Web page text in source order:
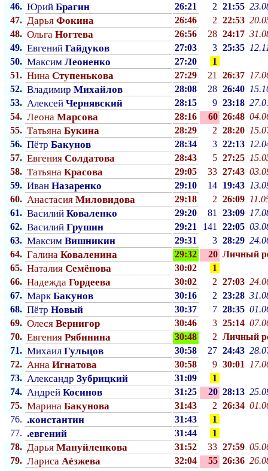
46. Юрий Брагин 26:21 2 21:55
47. Дарья Фокина 26:46 2 22:53
48. Ольга Ногтева 26:56 28 24:17
49. Евгений Гайдуков 27:03 3 25:35
50. Максим Леоненко 27:20
1
51. Нина Ступенькова 27:29 21 26:37
52. Владимир Михайлов 28:08 28 26:40
53. Алексей Чернявский 28:15 9 23:18
54. Леона Марсова 28:16 60 26:48
55. Татьяна Букина 28:29 2 28:20
56. Пётр Бакунов 28:34 3 22:13
57. Евгения Солдатова 28:43 5 27:25
58. Татьяна Красова 29:05 33 27:43
59. Иван Назаренко 29:10 14 19:43
60. Анастасия Миловидова 29:18 2 26:09
61. Василий Коваленко 29:20 81 23:09
62. Василий Грушин 29:21 141 22:05
63. Максим Вишникин 29:31 3 28:29
64. Галина Коваленина 29:32 20 Личный
65. Наталия Семёнова 30:02
1
66. Надежда Гордеева 30:02 2 27:03
67. МаркБакунов 30:16 2 23:28
68. Пётр Новый 30:37 7 28:35
69. Олеся Вернигор 30:46 3 25:14
70. Евгения Рябинина 30:48 2 Личный
71. Михаил Гульцов 30:58 27 24:43
72. Анна Игнатова 30:58 9 30:01
73. Александр Зубрицкий 31:09
1
74. Андрей Косинов 31:25 20 28:13
75. Марина Бакунова 31:43 2 26:34
76. .константин 31:43
1
77. .евгений 31:44
1
78. Дарья Мануйленкова 31:52 33 27:59
79. Лариса Аéзжева 32:04 55 26:36